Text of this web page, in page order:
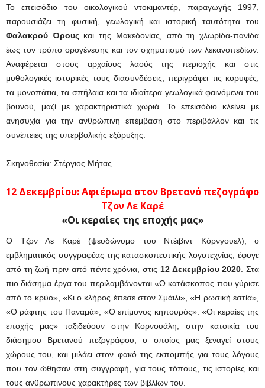
Το επεισόδιο του οικολογικού ντοκιμαντέρ, παραγωγής 1997,
παρουσιάζει τη φυσική, γεωλογική και ιστορική ταυτότητα του
Φαλακρού Όρουςκαι της Μακεδονίας, από τη χλωρίδα-πανίδα
έως τον τρόπο ορογένεσης και τον σχηματισμό των λεκανοπεδίων.
Αναφέρεται στους αρχαίους λαούς της περιοχής και στις
μυθολογικές ιστορικές τους διασυνδέσεις, περιγράφει τις κορυφές,
τα μονοπάτια, τα σπήλαια και τα ιδιαίτερα γεωλογικά φαινόμενα του
βουνού, μαζί με χαρακτηριστικά χωριά. Το επεισόδιο κλείνει με
ανησυχία για την ανθρώπινη επέμβαση στο περιβάλλον και τις
συνέπειες της υπερβολικής εξόρυξης.
Σκηνοθεσία: Στέργιος Μήτας
12 Δεκεμβρίου: Αφιέρωμα στον Βρετανό πεζογράφο
Τζον Λε Καρέ
«Οι κεραίες της εποχής μας»
Ο Τζον Λε Καρέ (ψευδώνυμο του Ντέιβιντ Κόρνγουελ), ο
εμβληματικός συγγραφέας της κατασκοπευτικής λογοτεχνίας, έφυγε
από τη ζωή πριν από πέντε χρόνια, στις 12 Δεκεμβρίου 2020 . Στα
πιο διάσημα έργα του περιλαμβάνονται «Ο κατάσκοπος που γύρισε
από το κρύο», «Κι ο κλήρος έπεσε στον Σμάιλι», «Η ρωσική εστία»,
«Ο ράφτης του Παναμά», «Ο επίμονος κηπουρός». «Οι κεραίες της
εποχής μας» ταξιδεύουν στην Κορνουάλη, στην κατοικία του
διάσημου Βρετανού πεζογράφου, ο οποίος μας ξεναγεί στους
χώρους του, και μιλάει στον φακό της εκπομπής για τους λόγους
που τον ώθησαν στη συγγραφή, για τους τόπους, τις ιστορίες και
τους ανθρώπινους χαρακτήρες των βιβλίων του.